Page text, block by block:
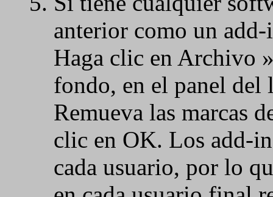
anterior como un
Haga clic en Archivo
fondo, en el panel del
Remueva las marcas
clic en OK. Los add-
cada usuario, por lo